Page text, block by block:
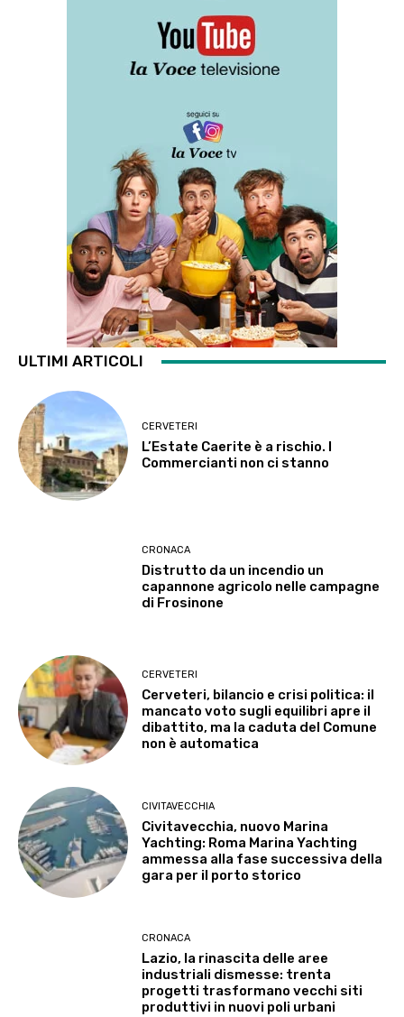
ULTIMI ARTICOLI
CERVETERI
L’Estate Caerite è a rischio. I
Commercianti non ci stanno
CRONACA
Distrutto da un incendio un
capannone agricolo nelle campagne
di Frosinone
CERVETERI
Cerveteri, bilancio e crisi politica: il
mancato voto sugli equilibri apre il
dibattito, ma la caduta del Comune
non è automatica
CIVITAVECCHIA
Civitavecchia, nuovo Marina
Yachting: Roma Marina Yachting
ammessa alla fase successiva della
gara per il porto storico
CRONACA
Lazio, la rinascita delle aree
industriali dismesse: trenta
progetti trasformano vecchi siti
produttivi in nuovi poli urbani